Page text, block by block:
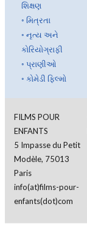
શિક્ષણ
◦ મિત્રતા
◦ નૃત્ય અને
કોરિયોગ્રાફી
◦ પ્રાણીઓ
◦ કોમેડી ફિલ્મો
FILMS POUR
ENFANTS
5 Impasse du Petit
Modèle, 75013
Paris
info(at)films-pour-
enfants(dot)com